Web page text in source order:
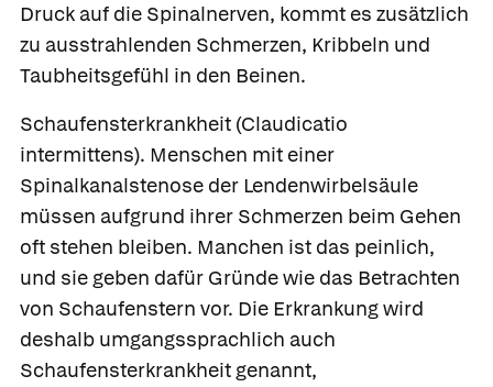
Druck auf die Spinalnerven, kommt es zusätzlich
zu ausstrahlenden Schmerzen, Kribbeln und
Taubheitsgefühl in den Beinen.
Schaufensterkrankheit (Claudicatio
intermittens). Menschen mit einer
Spinalkanalstenose der Lendenwirbelsäule
müssen aufgrund ihrer Schmerzen beim Gehen
oft stehen bleiben. Manchen ist das peinlich,
und sie geben dafür Gründe wie das Betrachten
von Schaufenstern vor. Die Erkrankung wird
deshalb umgangssprachlich auch
Schaufensterkrankheit genannt,